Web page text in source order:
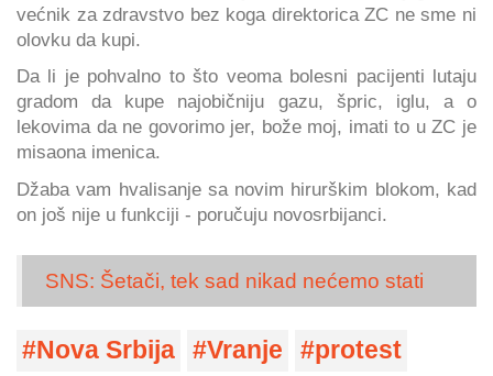
većnik za zdravstvo bez koga direktorica ZC ne sme ni
olovku da kupi.
Da li je pohvalno to što veoma bolesni pacijenti lutaju
gradom da kupe najobičniju gazu, špric, iglu, a o
lekovima da ne govorimo jer, bože moj, imati to u ZC je
misaona imenica.
Džaba vam hvalisanje sa novim hirurškim blokom, kad
on još nije u funkciji - poručuju novosrbijanci.
SNS: Šetači, tek sad nikad nećemo stati
Nova Srbija Vranje
protest